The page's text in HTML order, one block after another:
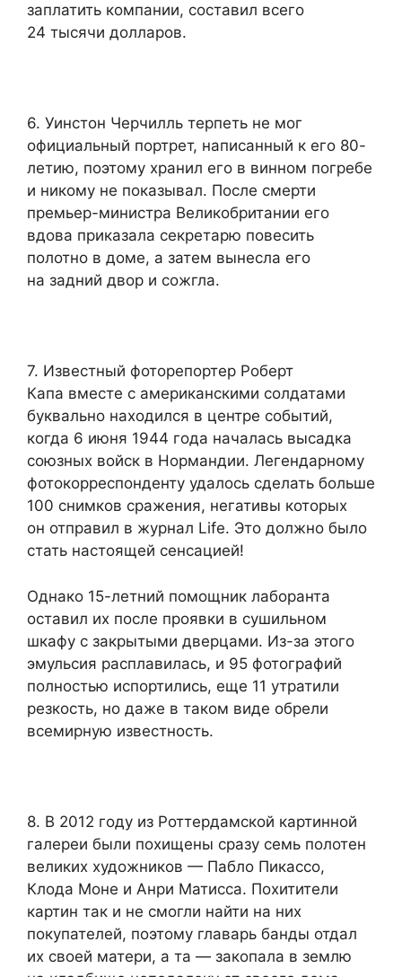
заплатить компании, составил всего
24 тысячи долларов.
6. Уинстон Черчилль терпеть не мог
официальный портрет, написанный к его 80-
летию, поэтому хранил его в винном погребе
и никому не показывал. После смерти
премьер-министра Великобритании его
вдова приказала секретарю повесить
полотно в доме, а затем вынесла его
на задний двор и сожгла.
7. Известный фоторепортер Роберт
Капа вместе с американскими солдатами
буквально находился в центре событий,
когда 6 июня 1944 года началась высадка
союзных войск в Нормандии. Легендарному
фотокорреспонденту удалось сделать больше
100 снимков сражения, негативы которых
он отправил в журнал Life. Это должно было
стать настоящей сенсацией!
Однако 15-летний помощник лаборанта
оставил их после проявки в сушильном
шкафу с закрытыми дверцами. Из-за этого
эмульсия расплавилась, и 95 фотографий
полностью испортились, еще 11 утратили
резкость, но даже в таком виде обрели
всемирную известность.
8. В 2012 году из Роттердамской картинной
галереи были похищены сразу семь полотен
великих художников — Пабло Пикассо,
Клода Моне и Анри Матисса. Похитители
картин так и не смогли найти на них
покупателей, поэтому главарь банды отдал
их своей матери, а та — закопала в землю